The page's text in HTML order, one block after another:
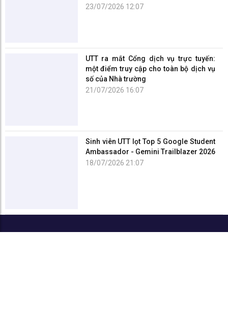
23/07/2026 12:07
UTT ra mắt Cổng dịch vụ trực tuyến:
một điểm truy cập cho toàn bộ dịch vụ
số của Nhà trường
21/07/2026 16:07
Sinh viên UTT lọt Top 5 Google Student
Ambassador - Gemini Trailblazer 2026
18/07/2026 21:07